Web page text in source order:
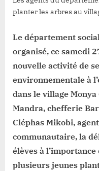
planter les arbres au
Le département
organisé, ce samedi
nouvelle activité de
environnementale à
dans le village
Mandra, chefferie
Cléphas Mikobi,
communautaire, la
élèves à
plusieurs jeunes